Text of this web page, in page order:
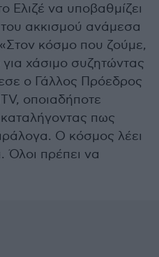
Ελιζέ να υποβαθμίζει
ακκισμού ανάμεσα
κόσμο που ζούμε,
χάσιμο συζητώντας
ο Γάλλος Πρόεδρος
οποιαδήποτε
πως
Ο κόσμος λέει
Όλοι πρέπει να